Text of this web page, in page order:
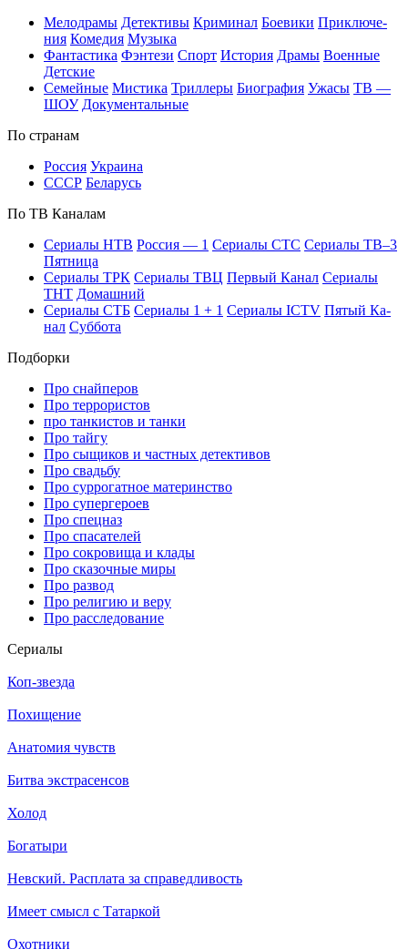
Ме­ло­дра­мы Де­тек­ти­вы Кри­ми­нал Бое­ви­ки При­клю­че­
ния Ко­ме­дия Му­зы­ка
Фан­та­сти­ка Фэн­те­зи Спорт Ис­то­рия Дра­мы Во­ен­ные
Дет­ские
Се­мей­ные Мис­ти­ка Трил­ле­ры Био­гра­фия Ужа­сы ТВ —
ШОУ До­ку­мен­таль­ные
По стра­нам
Рос­сия Ук­раи­на
СССР Бе­ла­русь
По ТВ Ка­на­лам
Се­риа­лы НТВ Рос­сия — 1 Се­риа­лы СТС Се­риа­лы ТВ–3
Пят­ни­ца
Се­риа­лы ТРК Се­риа­лы ТВЦ Пер­вый Ка­нал Се­риа­лы
ТНТ До­маш­ний
Се­риа­лы СТБ Се­риа­лы 1 + 1 Се­риа­лы ICTV Пя­тый Ка­
нал Суб­бо­та
Подборки
Про снайперов
Про террористов
про танкистов и танки
Про тайгу
Про сыщиков и частных детективов
Про свадьбу
Про суррогатное материнство
Про супергероев
Про спецназ
Про спасателей
Про сокровища и клады
Про сказочные миры
Про развод
Про религию и веру
Про расследование
Се­риа­лы
Коп-звезда
Похищение
Анатомия чувств
Битва экстрасенсов
Холод
Богатыри
Невский. Расплата за справедливость
Имеет смысл с Татаркой
Охотники